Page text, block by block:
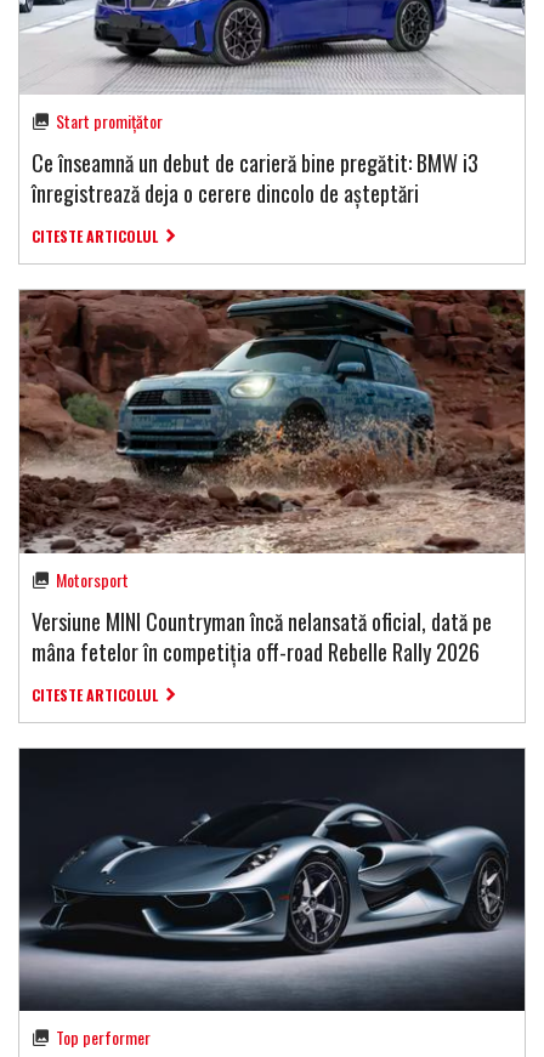
Start promițător
Ce înseamnă un debut de carieră bine pregătit: BMW i3
înregistrează deja o cerere dincolo de așteptări
CITESTE ARTICOLUL
Motorsport
Versiune MINI Countryman încă nelansată oficial, dată pe
mâna fetelor în competiția off-road Rebelle Rally 2026
CITESTE ARTICOLUL
Top performer